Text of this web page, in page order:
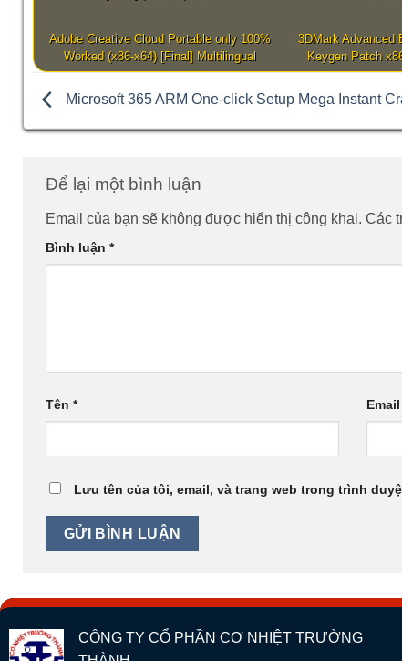
Adobe Creative Cloud Portable only 100%
Worked (x86-x64) [Final] Multilingual
3DMark Advanced
Keygen Patch
Microsoft 365 ARM One-click Setup Mega Instant
Để lại một bình luận
Email của bạn sẽ không được hiển thị công khai. Các
Bình luận *
Tên *
Lưu tên của tôi, email, và trang web trong trình
CÔNG TY CỔ PHẦN CƠ NHIỆT TRƯỜNG